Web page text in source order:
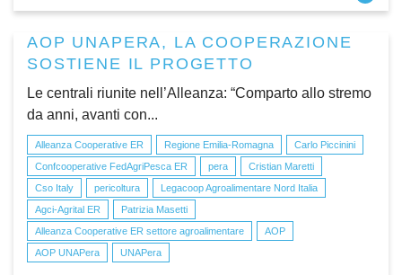
AOP UNAPERA, LA COOPERAZIONE
SOSTIENE IL PROGETTO
Le centrali riunite nell’Alleanza: “Comparto allo stremo
da anni, avanti con...
Alleanza Cooperative ER Regione Emilia-Romagna
Carlo Piccinini
Confcooperative FedAgriPesca ER
pera
Cristian Maretti
Cso Italy
pericoltura
Legacoop Agroalimentare Nord Italia
Agci-Agrital ER
Patrizia Masetti
Alleanza Cooperative ER settore agroalimentare
AOP
AOP UNAPera
UNAPera